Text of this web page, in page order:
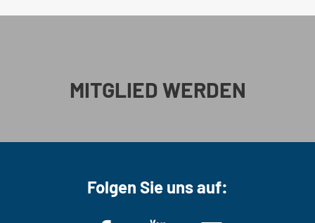
MITGLIED WERDEN
Folgen Sie uns auf: